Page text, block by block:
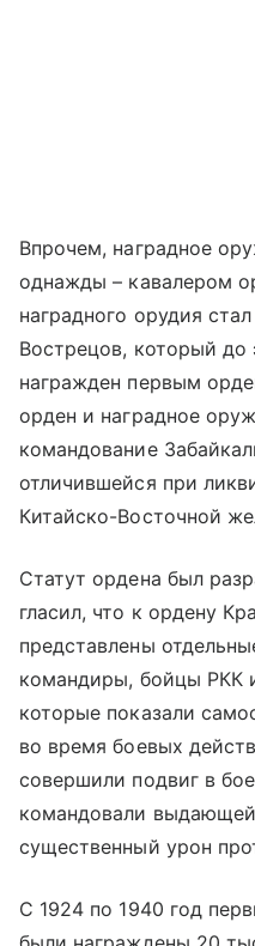
Впрочем, наградное
однажды – кавалером
наградного орудия
Вострецов, который
награжден первым
орден и наградное
командование
отличившейся при
Китайско-Восточной
Статут ордена был
гласил, что к ордену
представлены
командиры, бойцы РКК
которые показали
во время боевых
совершили подвиг в
командовали
существенный урон
С 1924 по 1940 год